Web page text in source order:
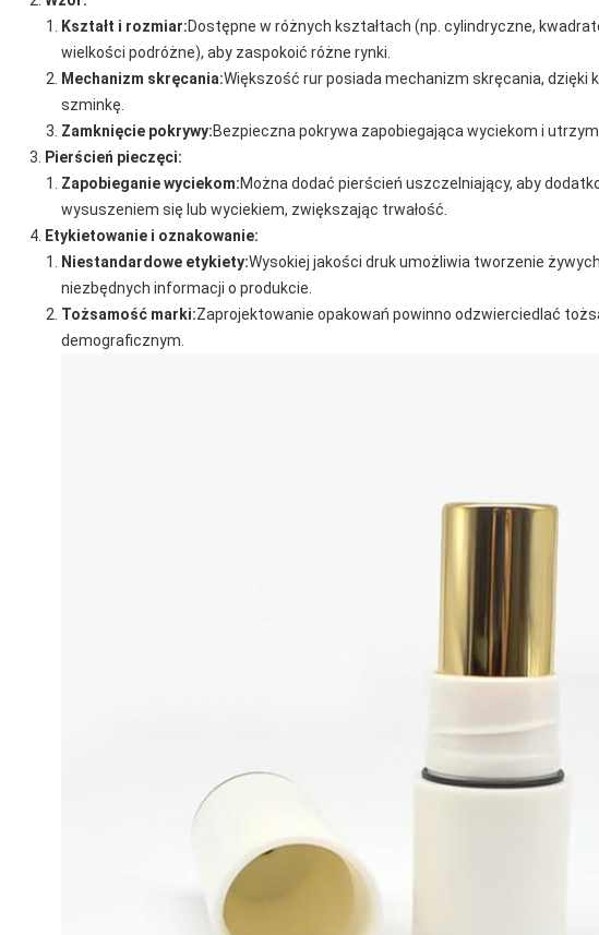
Kształt i rozmiar:Dostępne w różnych kształtach (np. cylindryczne,
wielkości podróżne), aby zaspokoić różne rynki.
Mechanizm skręcania:Większość rur posiada mechanizm skręcania, dzięki
szminkę.
Zamknięcie pokrywy:Bezpieczna pokrywa zapobiegająca wyciekom i
Pierścień pieczęci:
Zapobieganie wyciekom:Można dodać pierścień uszczelniający, aby
wysuszeniem się lub wyciekiem, zwiększając trwałość.
Etykietowanie i oznakowanie:
Niestandardowe etykiety:Wysokiej jakości druk umożliwia tworzenie
niezbędnych informacji o produkcie.
Tożsamość marki:Zaprojektowanie opakowań powinno odzwierciedlać
demograficznym.